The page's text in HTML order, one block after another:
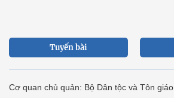
Tuyến bài
Cơ quan chủ quản: Bộ Dân tộc và Tôn giáo